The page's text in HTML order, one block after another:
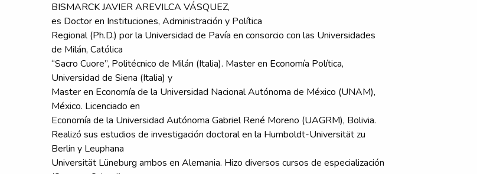
BISMARCK JAVIER AREVILCA VÁSQUEZ,
es Doctor en Instituciones, Administración y Política
Regional (Ph.D.) por la Universidad de Pavía en consorcio con las Universidades
de Milán, Católica
“Sacro Cuore”, Politécnico de Milán (Italia). Master en Economía Política,
Universidad de Siena (Italia) y
Master en Economía de la Universidad Nacional Autónoma de México (UNAM),
México. Licenciado en
Economía de la Universidad Autónoma Gabriel René Moreno (UAGRM), Bolivia.
Realizó sus estudios de investigación doctoral en la Humboldt-Universität zu
Berlin y Leuphana
Universität Lüneburg ambos en Alemania. Hizo diversos cursos de especialización